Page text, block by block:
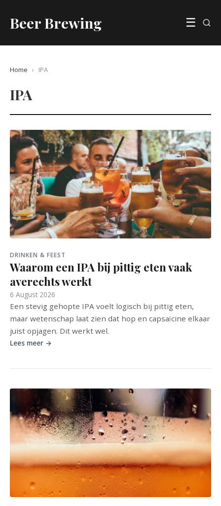
Beer Brewing ☰
Home › IPA
IPA
DRINKEN & FEEST
Waarom een IPA bij pittig eten vaak
averechts werkt
6 August 2026
Een stevig gehopte IPA voelt logisch bij pittig eten,
maar wetenschap laat zien dat hop en capsaïcine elkaar
juist opjagen. Dit werkt wel.
Lees meer →